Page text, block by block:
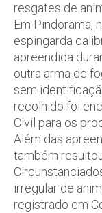
resgates de
Em Pindorama,
espingarda
apreendida
outra arma de
sem
recolhido foi
Civil para os
Além das
também
irregular de
registrado em